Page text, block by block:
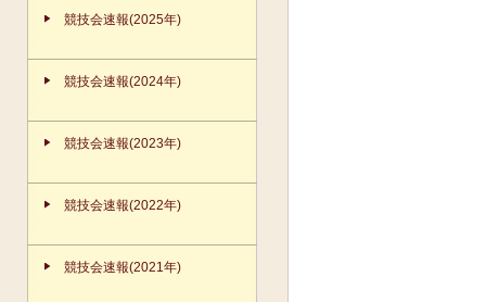
競技会速報(2025年)
競技会速報(2024年)
競技会速報(2023年)
競技会速報(2022年)
競技会速報(2021年)